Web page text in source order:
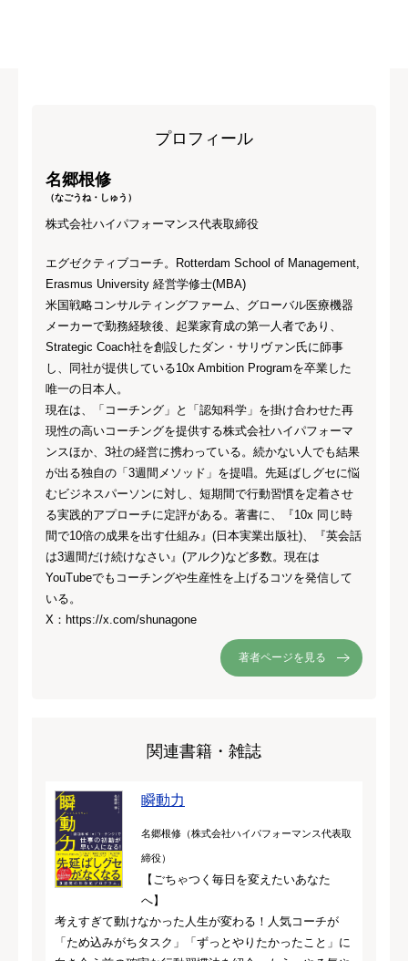
プロフィール
名郷根修
（なごうね・しゅう）
株式会社ハイパフォーマンス代表取締役
エグゼクティブコーチ。Rotterdam School of Management,
Erasmus University 経営学修士(MBA)
米国戦略コンサルティングファーム、グローバル医療機器
メーカーで勤務経験後、起業家育成の第一人者であり、
Strategic Coach社を創設したダン・サリヴァン氏に師事
し、同社が提供している10x Ambition Programを卒業した
唯一の日本人。
現在は、「コーチング」と「認知科学」を掛け合わせた再
現性の高いコーチングを提供する株式会社ハイパフォーマ
ンスほか、3社の経営に携わっている。続かない人でも結果
が出る独自の「3週間メソッド」を提唱。先延ばしグセに悩
むビジネスパーソンに対し、短期間で行動習慣を定着させ
る実践的アプローチに定評がある。著書に、『10x 同じ時
間で10倍の成果を出す仕組み』(日本実業出版社)、『英会話
は3週間だけ続けなさい』(アルク)など多数。現在は
YouTubeでもコーチングや生産性を上げるコツを発信して
いる。
X：https://x.com/shunagone
著者ページを見る
関連書籍・雑誌
瞬動力
名郷根修（株式会社ハイパフォーマンス代表取
締役）
【ごちゃつく毎日を変えたいあなた
へ】
考えすぎて動けなかった人生が変わる！人気コーチが
「ため込みがちタスク」「ずっとやりたかったこと」に